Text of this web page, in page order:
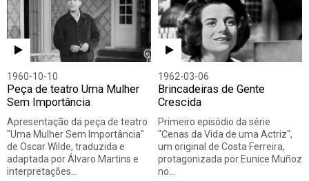
Todos Vídeo Áudio
1960-10-10
Peça de teatro Uma Mulher
Sem Importância
Apresentação da peça de teatro
"Uma Mulher Sem Importância"
de Oscar Wilde, traduzida e
adaptada por Álvaro Martins e
interpretações…
1962-03-06
Brincadeiras de Gente
Crescida
Primeiro episódio da série
"Cenas da Vida de uma Actriz",
um original de Costa Ferreira,
protagonizada por Eunice Muñoz
no…